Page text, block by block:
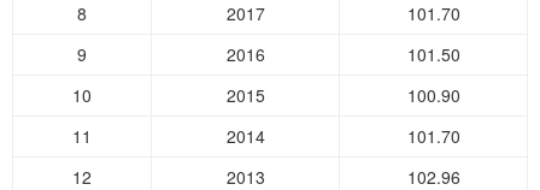
8
2017
101.70
9
2016
101.50
10
2015
100.90
11
2014
101.70
12
2013
102.96